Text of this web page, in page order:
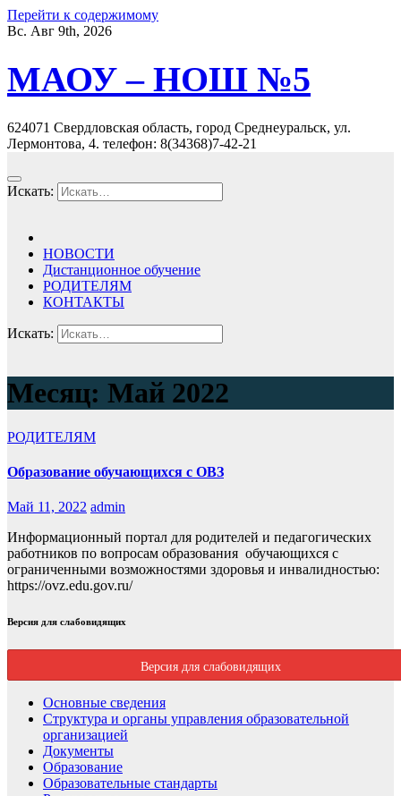
Перейти к содержимому
Вс. Авг 9th, 2026
МАОУ – НОШ №5
624071 Свердловская область, город Среднеуральск, ул.
Лермонтова, 4. телефон: 8(34368)7-42-21
Искать:
НОВОСТИ
Дистанционное обучение
РОДИТЕЛЯМ
КОНТАКТЫ
Искать:
Месяц: Май 2022
РОДИТЕЛЯМ
Образование обучающихся с ОВЗ
Май 11, 2022 admin
Информационный портал для родителей и педагогических
работников по вопросам образования обучающихся с
ограниченными возможностями здоровья и инвалидностью:
https://ovz.edu.gov.ru/
Версия для слабовидящих
Версия для слабовидящих
Основные сведения
Структура и органы управления образовательной
организацией
Документы
Образование
Образовательные стандарты